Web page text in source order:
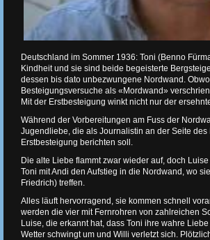
Deutschland im Sommer 1936: Toni (Benno
Kindheit und sie sind beide begeisterte
dessen bis dato unbezwungene Nordwand.
Besteigungsversuche als «Mordwand»
Mit der Erstbesteigung winkt nicht nur der
Während der Vorbereitungen am Fuss der
Jugendliebe, die als Journalistin an der Seite
Erstbesteigung berichten soll.
Die alte Liebe flammt zwar wieder auf, doch
Toni mit Andi den Aufstieg in die Nordwand, wo
Friedrich) treffen.
Alles läuft hervorragend, sie kommen schnell
werden die vier mit Fernrohren von zahlreichen
Luise, die erkannt hat, dass Toni ihre wahre
Wetter schwingt um und Willi verletzt sich.